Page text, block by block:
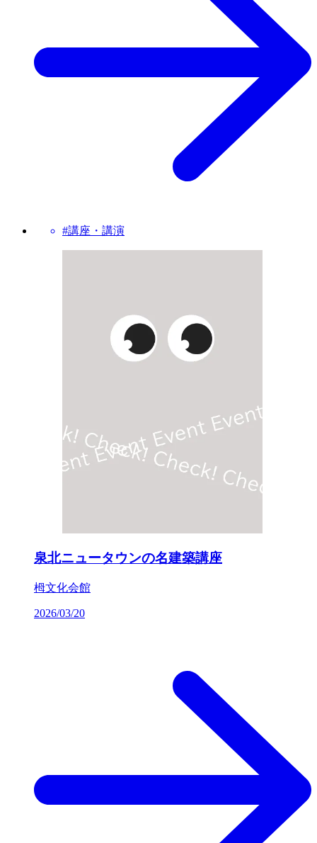
#講座・講演
泉北ニュータウンの名建築講座
栂文化会館
2026/03/20